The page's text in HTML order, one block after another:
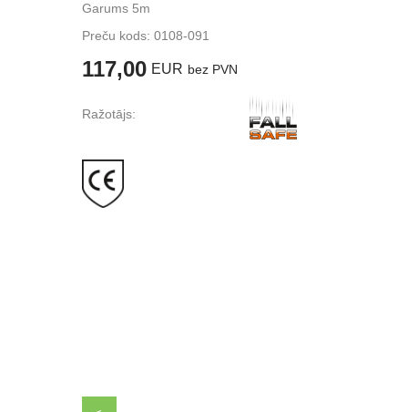
Garums 5m
Preču kods: 0108-091
117,00 EUR bez PVN
Ražotājs: